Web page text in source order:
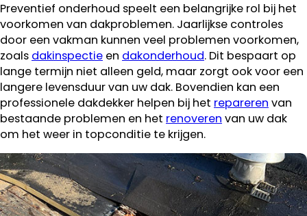
Preventief onderhoud speelt een belangrijke rol bij het
voorkomen van dakproblemen. Jaarlijkse controles
door een vakman kunnen veel problemen voorkomen,
zoals dakinspectie en dakonderhoud. Dit bespaart op
lange termijn niet alleen geld, maar zorgt ook voor een
langere levensduur van uw dak. Bovendien kan een
professionele dakdekker helpen bij het repareren van
bestaande problemen en het renoveren van uw dak
om het weer in topconditie te krijgen.